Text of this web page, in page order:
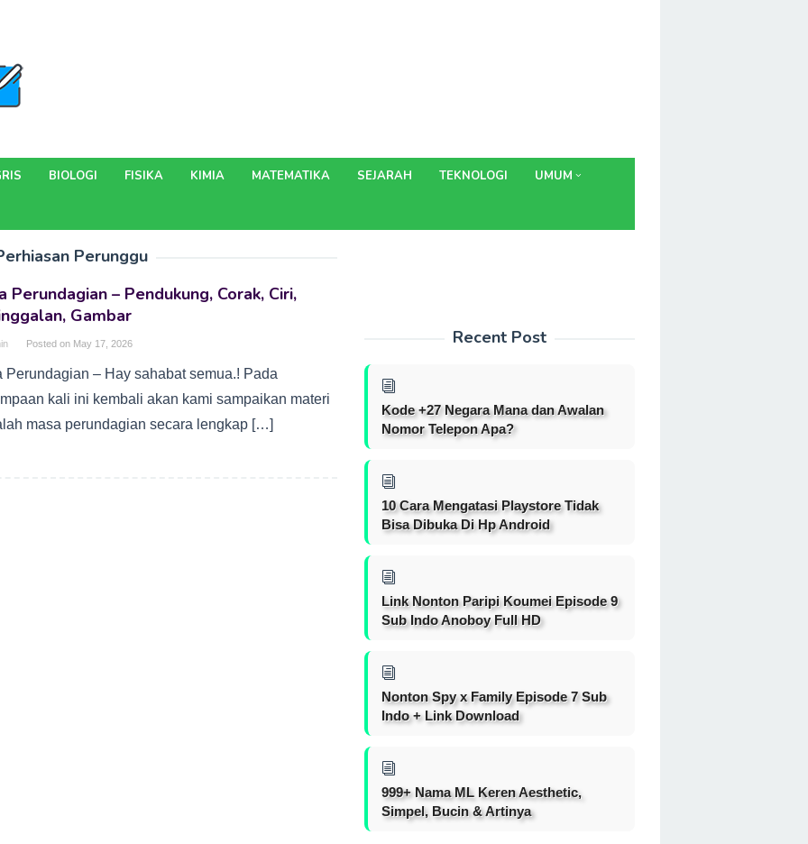
BIOLOGI FISIKA KIMIA MATEMATIKA SEJARAH TEKNOLOGI UMUM
Perunggu
Perundagian – Pendukung, Corak, Ciri,
Gambar
Posted on May 17, 2026
Perundagian – Hay sahabat semua.! Pada
kali ini kembali akan kami sampaikan materi
masa perundagian secara lengkap […]
Recent Post
Kode +27 Negara Mana dan Awalan
Nomor Telepon Apa?
10 Cara Mengatasi Playstore Tidak
Bisa Dibuka Di Hp Android
Link Nonton Paripi Koumei Episode 9
Sub Indo Anoboy Full HD
Nonton Spy x Family Episode 7 Sub
Indo + Link Download
999+ Nama ML Keren Aesthetic,
Simpel, Bucin & Artinya